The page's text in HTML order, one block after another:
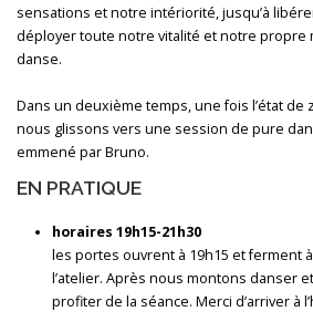
sensations et notre intériorité, jusqu’à
déployer toute notre vitalité et notre propre
danse.
Dans un deuxième temps, une fois l’état de
nous glissons vers une session de pure
emmené par Bruno.
EN PRATIQUE
horaires 19h15-21h30
les portes ouvrent à 19h15 et ferment
l’atelier. Après nous montons danser
profiter de la séance. Merci d’arriver à